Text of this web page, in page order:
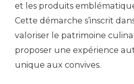
et les produits
Cette démarche s’inscrit
valoriser le patrimoine
proposer une expérience
unique aux convives.